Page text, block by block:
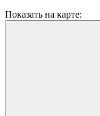
Показать на карте: